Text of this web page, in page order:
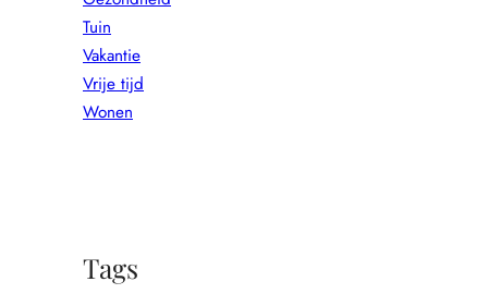
Tuin
Vakantie
Vrije tijd
Wonen
Tags